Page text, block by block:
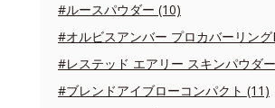
#ルースパウダー (10)
#オルビスアンバー プロカバーリン
#レステッド エアリー スキンパウダ
#ブレンドアイブローコンパクト (11)